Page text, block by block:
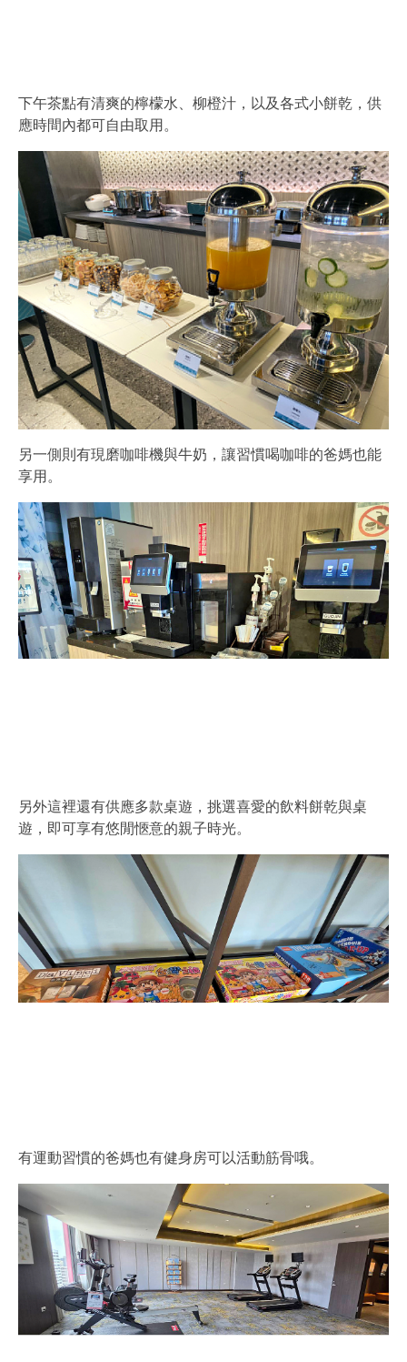
下午茶點有清爽的檸檬水、柳橙汁，以及各式小餅乾，供
應時間內都可自由取用。
另一側則有現磨咖啡機與牛奶，讓習慣喝咖啡的爸媽也能
享用。
另外這裡還有供應多款桌遊，挑選喜愛的飲料餅乾與桌
遊，即可享有悠閒愜意的親子時光。
有運動習慣的爸媽也有健身房可以活動筋骨哦。